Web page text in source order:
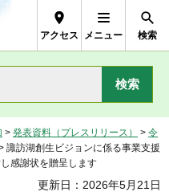
アクセス メニュー 検索
> 発表資料（プレスリリース） > 令
諏訪湖創生ビジョンに係る事業支援
感謝状を贈呈します
更新日：2026年5月21日